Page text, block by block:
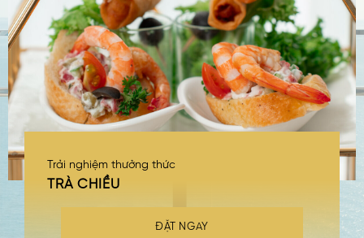
Trải nghiệm thưởng thức
TRÀ CHIỀU
ĐẶT NGAY